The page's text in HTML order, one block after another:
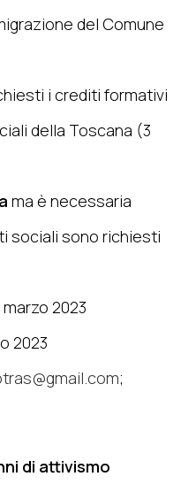
del Comune
i crediti formativi
della Toscana (3
ma è necessaria
sociali sono richiesti
marzo 2023
2023
;
di attivismo